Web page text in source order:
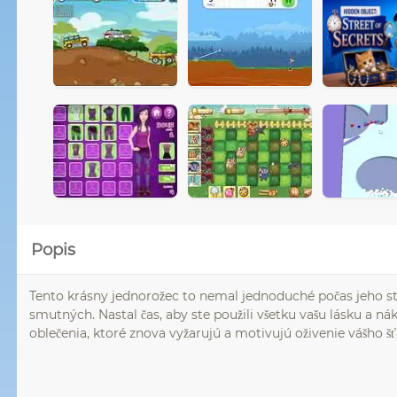
Popis
Tento krásny jednorožec to nemal jednoduché počas jeho
smutných. Nastal čas, aby ste použili všetku vašu lásku a
oblečenia, ktoré znova vyžarujú a motivujú oživenie vášho